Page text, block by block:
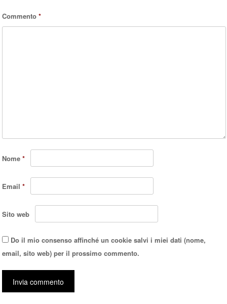
Commento*
Nome*
Email*
Sito web
Do il mio consenso affinché un cookie salvi i miei dati (nome,
email, sito web) per il prossimo commento.